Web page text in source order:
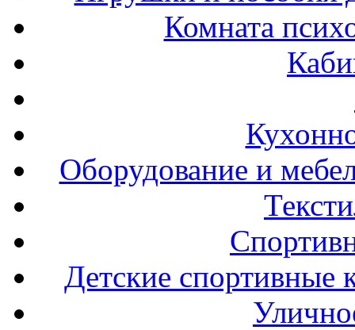
Комната
Оборудование и
Детские спортивные